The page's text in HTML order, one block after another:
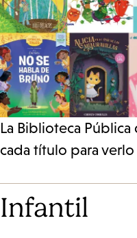
La Biblioteca
cada título para
Infantil